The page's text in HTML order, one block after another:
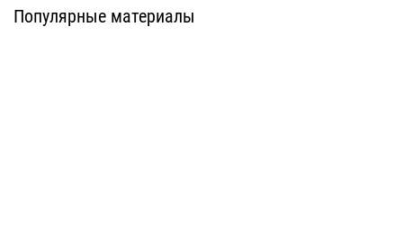
Популярные материалы